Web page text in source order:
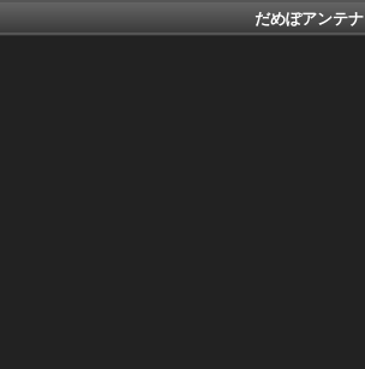
だめぽアンテナ